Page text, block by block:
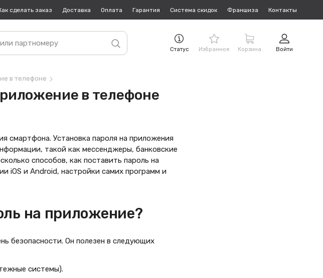
сделать заказ Доставка Оплата Гарантия Система скидок Франшиза Контакты
Статус Избранное Корзина Войти
в телефоне
в телефоне
смартфона. Установка пароля на приложения
такой как мессенджеры, банковские
способов, как поставить пароль на
iOS и Android, настройки самих программ и
на приложение?
безопасности. Он полезен в следующих
системы).